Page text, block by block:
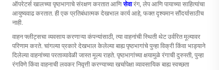
ऑपरेटर्स खालच्या पृष्ठभागाचे संरक्षण करतात आणिसेवारंग, लेप आणि पायाच्या साहित्यांचा
आयुष्यवाढ करतात. ही एक प्रतिबंधात्मक देखभाल कार्य आहे, फक्त दृश्यमान सौंदर्यासाठीच
नाही.
वाहन फ्लीट्सचा व्यवसाय करणाऱ्या कंपन्यांसाठी, त्या वाहनांची स्थिती थेट उर्वरित मूल्यावर
परिणाम करते. चांगल्या प्रकारे देखभाल केलेल्या बाह्य पृष्ठभागांचे पुन्हा विक्री किंवा भाड्याने
दिलेल्या वाहनांच्या परताव्यावेळी जास्त मूल्य राहते. पृष्ठभागांच्या क्षयामुळे रंगाची दुरुस्ती, पुन्हा
रंगविणे किंवा वाहनाची लवकर निवृत्ती करण्याच्या खर्चापेक्षा व्यावसायिक बाह्य स्वच्छता